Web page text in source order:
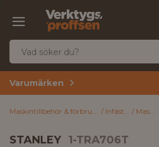
Varumärken
Maskintillbehör & förbrukning Infästning Maskinspik
STANLEY 1-TRA706T